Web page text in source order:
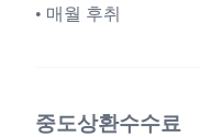
• 매월 후취
중도상환수수료